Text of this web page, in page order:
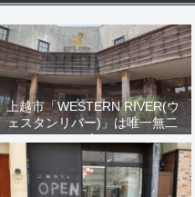
上越市「WESTERN RIVER(ウ
ェスタンリバー)」は唯一無二
のバイカーズファッション